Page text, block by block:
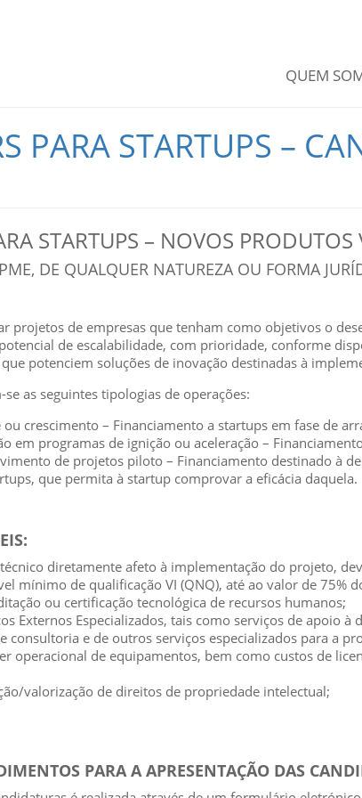
QUEM
PARA STARTUPS –
STARTUPS – NOVOS PRODUTOS
PME, DE QUALQUER NATUREZA OU FORMA
projetos de empresas que tenham como objetivos o
de escalabilidade, com prioridade, conforme
potenciem soluções de inovação destinadas à
as seguintes tipologias de operações:
crescimento – Financiamento a startups em fase de
em programas de ignição ou aceleração –
de projetos piloto – Financiamento destinado à
que permita à startup comprovar a eficácia daquela.
diretamente afeto à implementação do projeto,
mínimo de qualificação VI (QNQ), até ao valor de 75%
ou certificação tecnológica de recursos humanos;
Externos Especializados, tais como serviços de apoio
consultoria e de outros serviços especializados para a
operacional de equipamentos, bem como custos de
valorização de direitos de propriedade intelectual;
PARA A APRESENTAÇÃO DAS